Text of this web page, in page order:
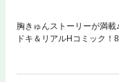
胸きゅんストーリーが満
ドキ＆リアルHコミック！
堂々完結♪さらに初登場
がりな旦那様と蜜月婚こ
いたい――…【表紙イラス